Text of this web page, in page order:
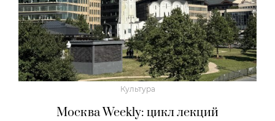
Культура
Москва Weekly: цикл лекций